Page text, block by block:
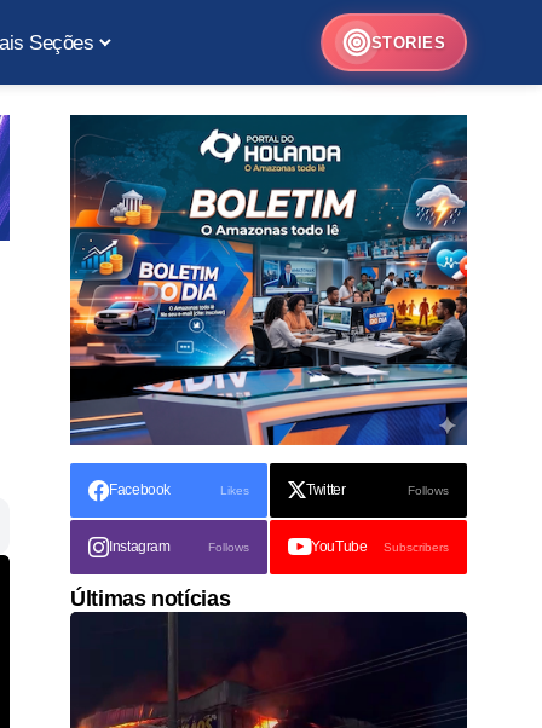
Seções STORIES
Facebook Likes Twitter Follows
Instagram Follows YouTube Subscribers
Últimas notícias